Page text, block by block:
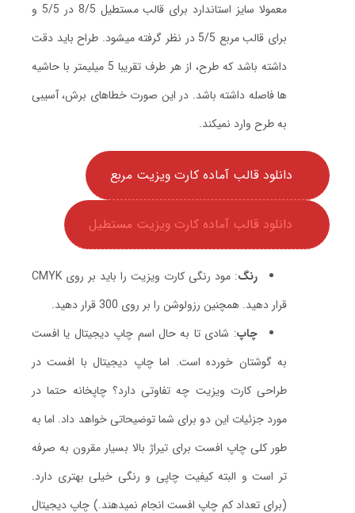
معمولا سایز استاندارد برای قالب مستطیل 8/5 در 5/5 و
برای قالب مربع 5/5 در نظر گرفته میشود. طراح باید دقت
داشته باشد که طرح، از هر طرف تقریبا 5 میلیمتر با حاشیه
ها فاصله داشته باشد. در این صورت خطاهای برش، آسیبی
به طرح وارد نمیکند.
دانلود قالب آماده کارت ویزیت مربع
دانلود قالب آماده کارت ویزیت مستطیل
رنگ
: مود رنگی کارت ویزیت را باید بر روی CMYK
قرار دهید. همچنین رزولوشن را بر روی 300 قرار دهید.
چاپ: شادی تا به حال اسم چاپ دیجیتال یا افست
به گوشتان خورده است. اما چاپ دیجیتال با افست در
طراحی کارت ویزیت چه تفاوتی دارد؟ چاپخانه حتما در
مورد جزئیات این دو برای شما توضیحاتی خواهد داد. اما به
طور کلی چاپ افست برای تیراژ بالا بسیار مقرون به صرفه
تر است و البته کیفیت چاپی و رنگی خیلی بهتری دارد.
(برای تعداد کم چاپ افست انجام نمیدهند.) چاپ دیجیتال